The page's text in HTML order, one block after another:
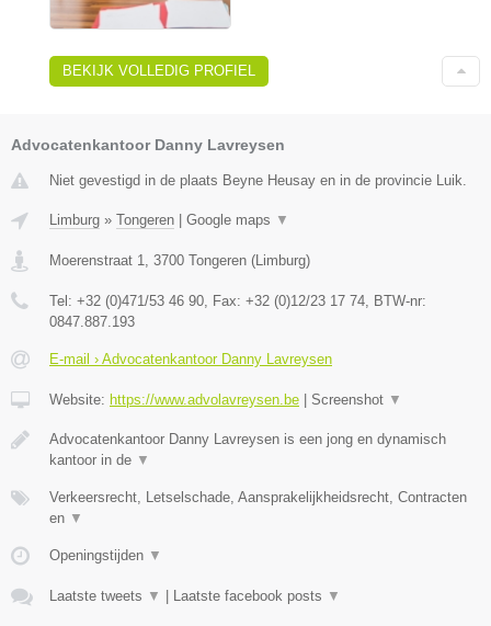
BEKIJK VOLLEDIG PROFIEL
Advocatenkantoor Danny Lavreysen
Niet gevestigd in de plaats Beyne Heusay en in de provincie Luik.
Limburg » Tongeren Google maps ▼
Moerenstraat 1 3700 Tongeren ( Limburg)
Tel: +32 (0)471/53 46 90 , Fax: +32 (0)12/23 17 74 , BTW-nr:
0847.887.193
E-mail › Advocatenkantoor Danny Lavreysen
Website: https://www.advolavreysen.be Screenshot ▼
Advocatenkantoor Danny Lavreysen is een jong en dynamisch
kantoor in de ▼
Verkeersrecht, Letselschade, Aansprakelijkheidsrecht, Contracten
en ▼
Openingstijden ▼
Laatste tweets ▼ Laatste facebook posts ▼